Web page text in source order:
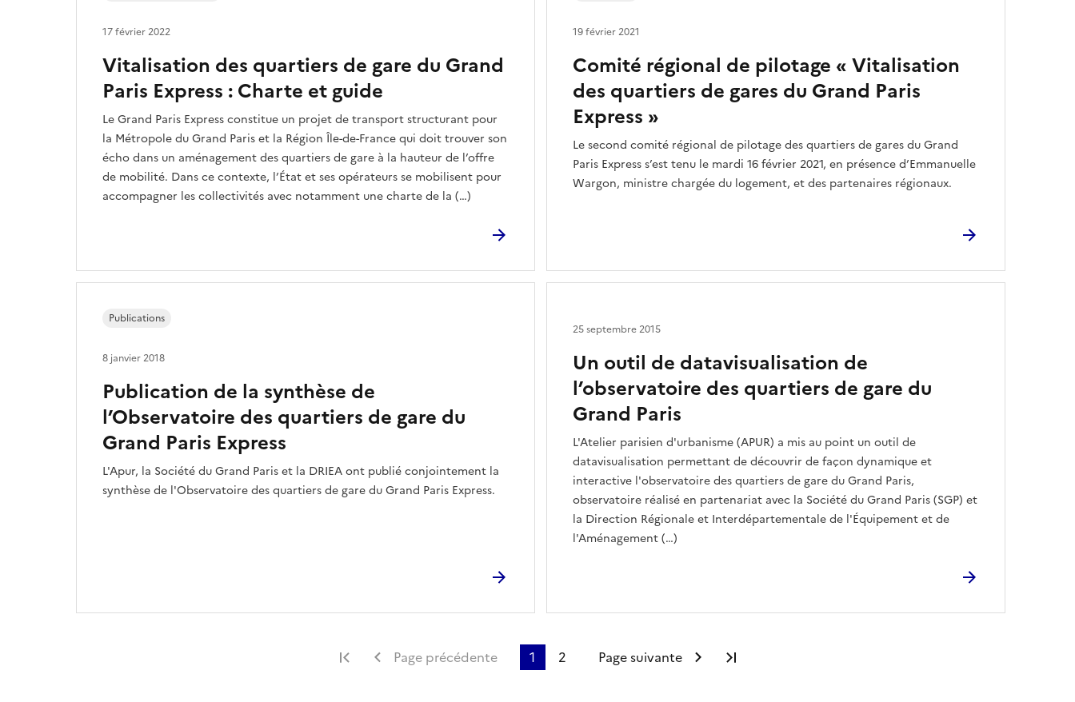
Vitalisation des quartiers de gare du Grand
Paris Express : Charte et guide
Le Grand Paris Express constitue un projet de transport structurant pour
la Métropole du Grand Paris et la Région Île-de-France qui doit trouver son
écho dans un aménagement des quartiers de gare à la hauteur de l’offre
de mobilité. Dans ce contexte, l’État et ses opérateurs se mobilisent pour
accompagner les collectivités avec notamment une charte de la (…)
17 février 2022
Comité régional de pilotage « Vitalisation
des quartiers de gares du Grand Paris
Express »
Le second comité régional de pilotage des quartiers de gares du Grand
Paris Express s’est tenu le mardi 16 février 2021, en présence d’Emmanuelle
Wargon, ministre chargée du logement, et des partenaires régionaux.
19 février 2021
Publication de la synthèse de
l’Observatoire des quartiers de gare du
Grand Paris Express
L'Apur, la Société du Grand Paris et la DRIEA ont publié conjointement la
synthèse de l'Observatoire des quartiers de gare du Grand Paris Express.
Publications
8 janvier 2018
Un outil de datavisualisation de
l’observatoire des quartiers de gare du
Grand Paris
L'Atelier parisien d'urbanisme (APUR) a mis au point un outil de
datavisualisation permettant de découvrir de façon dynamique et
interactive l'observatoire des quartiers de gare du Grand Paris,
observatoire réalisé en partenariat avec la Société du Grand Paris (SGP) et
la Direction Régionale et Interdépartementale de l'Équipement et de
l'Aménagement (…)
25 septembre 2015
Première page
Page précédente 1 2 Page suivante